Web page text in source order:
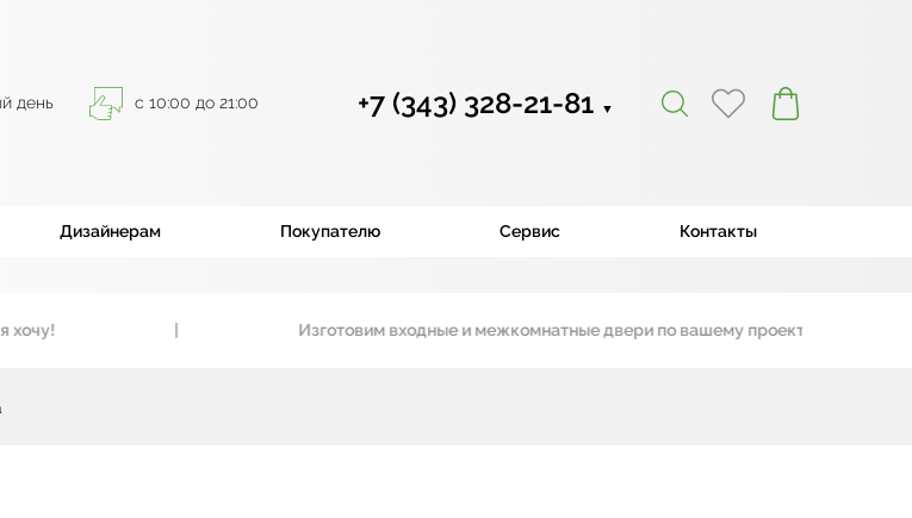
день с 10:00 до 21:00 +7 (343) 328-21-81 ▼
Дизайнерам Покупателю Сервис Контакты
Изготовим входные и межкомнатные двери по вашему проекту